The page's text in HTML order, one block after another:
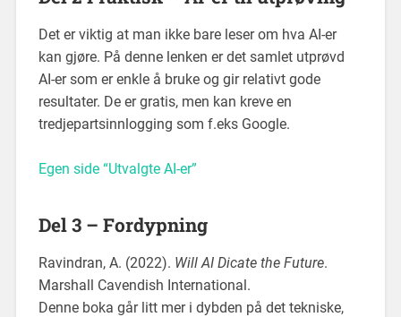
Det er viktig at man ikke bare leser om hva AI-er
kan gjøre. På denne lenken er det samlet utprøvd
AI-er som er enkle å bruke og gir relativt gode
resultater. De er gratis, men kan kreve en
tredjepartsinnlogging som f.eks Google.
Egen side “Utvalgte AI-er”
Del 3 – Fordypning
Ravindran, A. (2022). Will AI Dicate the Future.
Marshall Cavendish International.
Denne boka går litt mer i dybden på det tekniske,